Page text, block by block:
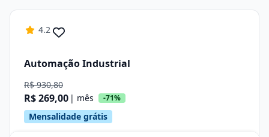
4.2
Automação Industrial
R$ 930,80
R$ 269,00 | mês -71%
Mensalidade grátis